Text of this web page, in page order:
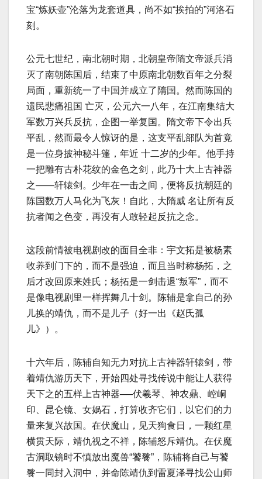
宝“炼妖壶”沦落为龙套道具，尚不如“挨拍的”河洛石
刻。
公元七世纪，南北朝时期，北朝皇帝隋文帝派兵消
灭了南朝陈国后，结束了中原南北朝数百年之分裂
局面，重新统一了中国并成立了隋国。然而陈国的
遗民悲痛祖国 亡灭，公元六一八年，在江南集结大
军数万兴兵反抗，企图一举复国。隋文帝下令出兵
平乱，然而最令人惊讶的是，这支平乱部队为首竟
是一位身披神秘斗篷，年近 十二岁的少年。他手持
一把雕有古朴花纹的金色之剑，此乃十大上古神器
之——轩辕剑。少年在一击之间，便将反抗朝廷的
陈国数万人马化为飞灰！自此，大隋威 名让所有反
抗者闻之色变，再没有人敢轻起反抗之念。
这段前情被电视剧改的面目全非：宇文拓是被杨素
收养到门下的，而不是强迫，而且当时称杨拓，之
后才改回原来姓氏；杨拓是一剑击退“叛军”，而不
是像电视剧里一样挥舞几十剑。陈辅是拿自己的孙
儿换的靖仇，而不是儿子（好一出《赵氏孤
儿》）。
十六年后，陈辅自知无力对抗上古神器轩辕剑，带
着靖仇游历天下，开始四处寻找传说中能让人获得
天下之的五样上古神器──伏羲琴、神农鼎、崆峒
印、昆仑镜、女娲石，打算收齐它们，以它们的力
量来复兴故国。在伏魔山，见天狗食日，一颗红星
横贯天际，靖仇视之不祥，陈辅怒斥靖仇。在伏魔
古洞取镜时不慎放出魔兽“饕餮”，陈辅将自己与饕
餮一同封入洞中，并命陈靖仇到雷夏泽寻找公山师